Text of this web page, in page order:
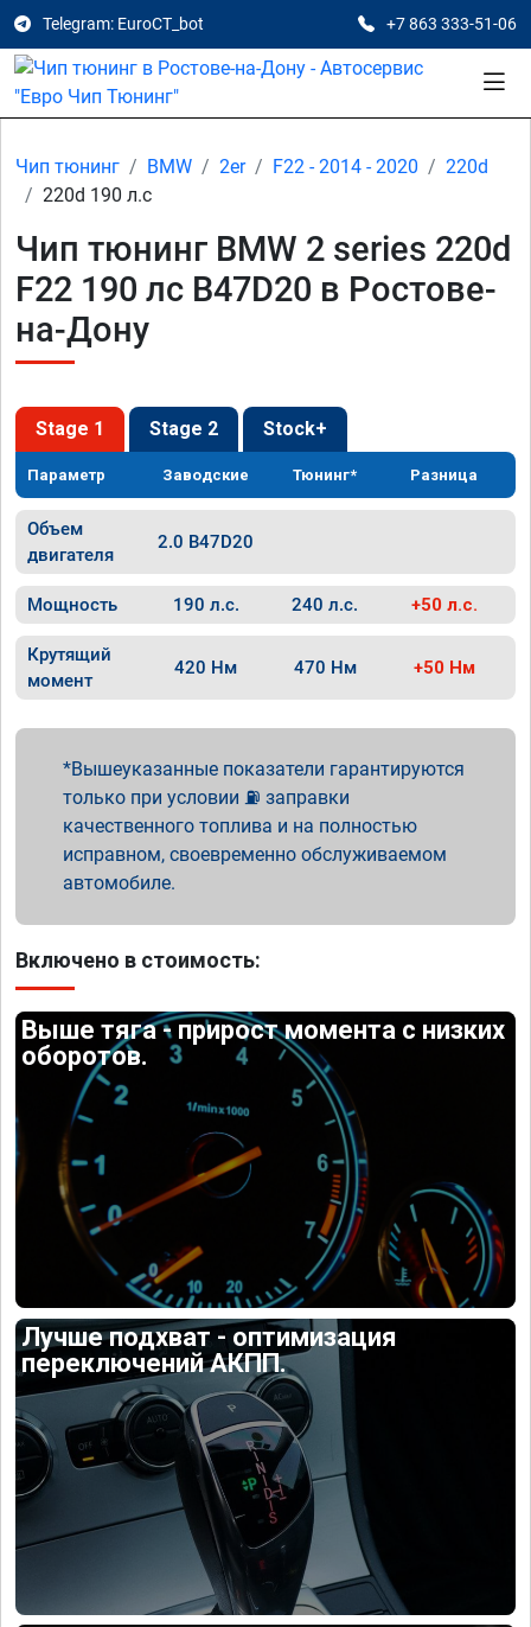
Telegram: EuroCT_bot +7 863 333-51-06
Чип тюнинг BMW 2er F22 - 2014 - 2020
220d
220d 190 л.с
Чип тюнинг BMW 2 series 220d
F22 190 лс B47D20 в Ростове-
на-Дону
Stage 1 Stage 2 Stock+
Параметр Заводские Тюнинг* Разница
Объем
двигателя
2.0 B47D20
Мощность 190 л.с. 240 л.с. +50 л.с.
Крутящий
момент
420 Нм 470 Нм +50 Нм
Вышеуказанные показатели гарантируются
только при условии ⛽ заправки
качественного топлива и на полностью
исправном, своевременно обслуживаемом
автомобиле.
Включено в стоимость:
Выше тяга - прирост момента с низких
оборотов.
Лучше подхват - оптимизация
переключений АКПП.